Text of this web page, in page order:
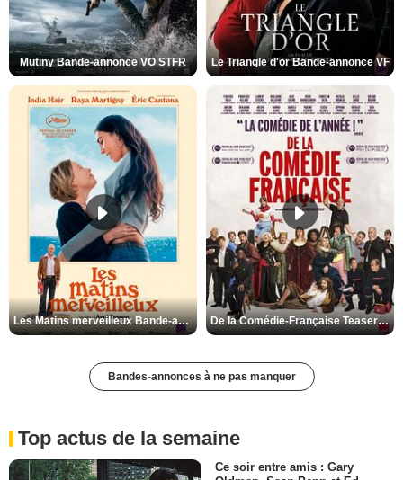
Mutiny Bande-annonce VO STFR Le Triangle d'or Bande-annonce VF
Les Matins merveilleux Bande-annonce VF De la Comédie-Française Teaser VF
Bandes-annonces à ne pas manquer
Top actus de la semaine
Ce soir entre amis : Gary